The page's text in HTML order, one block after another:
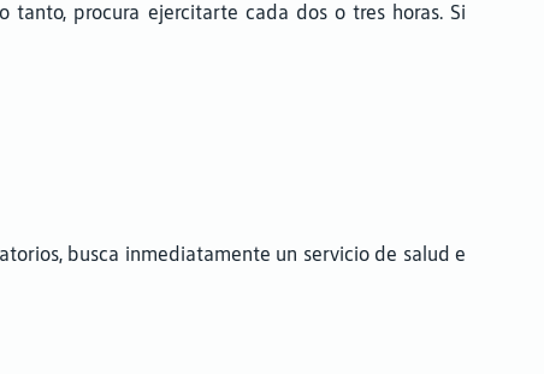
procura ejercitarte cada dos o tres horas. Si
busca inmediatamente un servicio de salud e